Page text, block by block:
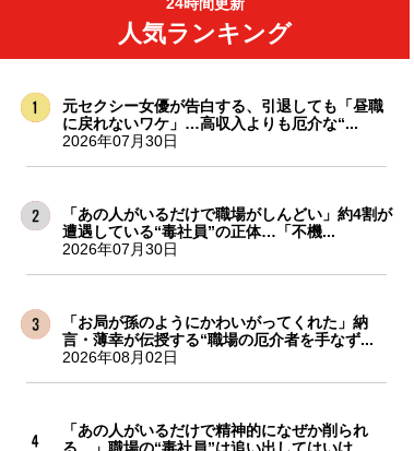
人気ランキング
元セクシー女優が告白する、引退しても「昼職
に戻れないワケ」…高収入よりも厄介な“...
2026年07月30日
「あの人がいるだけで職場がしんどい」約4割が
遭遇している“毒社員”の正体…「不機...
2026年07月30日
「お局が孫のようにかわいがってくれた」納
言・薄幸が伝授する“職場の厄介者を手なず...
2026年08月02日
「あの人がいるだけで精神的になぜか削られ